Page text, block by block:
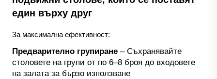
един върху друг
За максимална ефективност:
Предварително групиране – Съхранявайте
столовете на групи от по 6–8 броя до входовете
на залата за бързо използване